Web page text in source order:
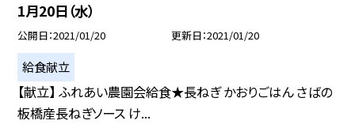
1月20日（水）
公開日 2021/01/20 更新日 2021/01/20
給食献立
【献立】 ふれあい農園会給食★長ねぎ かおりごはん さばの
板橋産長ねぎソース け...